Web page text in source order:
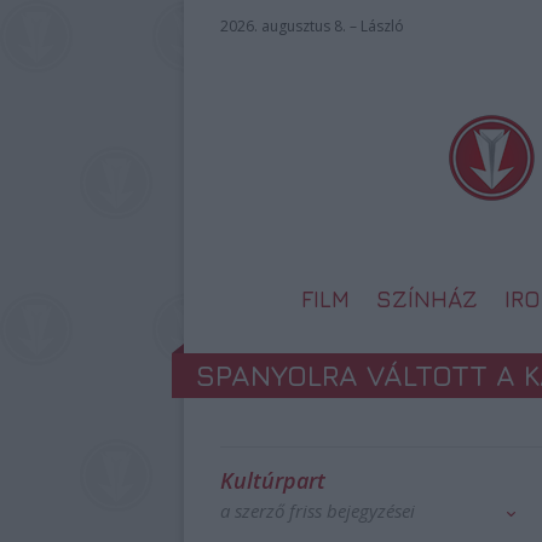
2026. augusztus 8. – László
FILM SZÍNHÁZ
SPANYOLRA VÁLTOTT A
Kultúrpart
a szerző friss bejegyzései